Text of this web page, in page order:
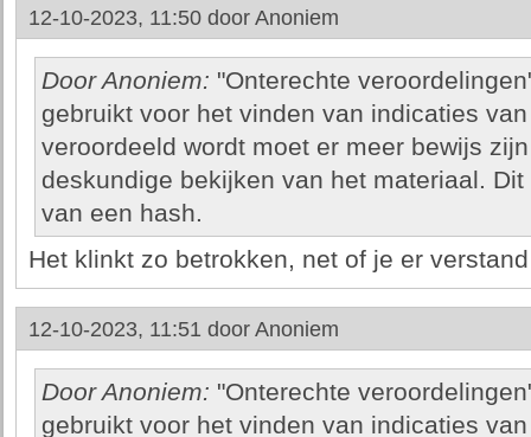
12-10-2023, 11:50 door Anoniem
Door Anoniem: "Onterechte
gebruikt voor het vinden van indicaties
veroordeeld wordt moet er meer bewijs
deskundige bekijken van het materiaal.
van een hash.
Het klinkt zo betrokken, net of je er
12-10-2023, 11:51 door Anoniem
Door Anoniem: "Onterechte
gebruikt voor het vinden van indicaties